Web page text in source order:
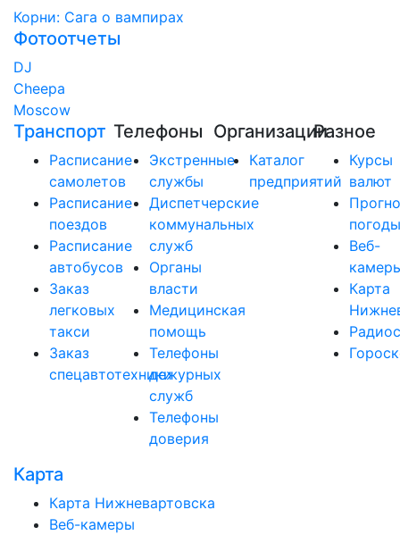
Корни: Сага о вампирах
Фотоотчеты
DJ
Cheepa
Moscow
Транспорт
Расписание
самолетов
Расписание
поездов
Расписание
автобусов
Заказ
легковых
такси
Заказ
спецавтотехники
Телефоны
Экстренные
службы
Диспетчерские
коммунальных
служб
Органы
власти
Медицинская
помощь
Телефоны
дежурных
служб
Телефоны
доверия
Организации
Каталог
предприятий
Разное
Курсы
валют
погоды
Веб-
Карта
Карта
Карта Нижневартовска
Веб-камеры